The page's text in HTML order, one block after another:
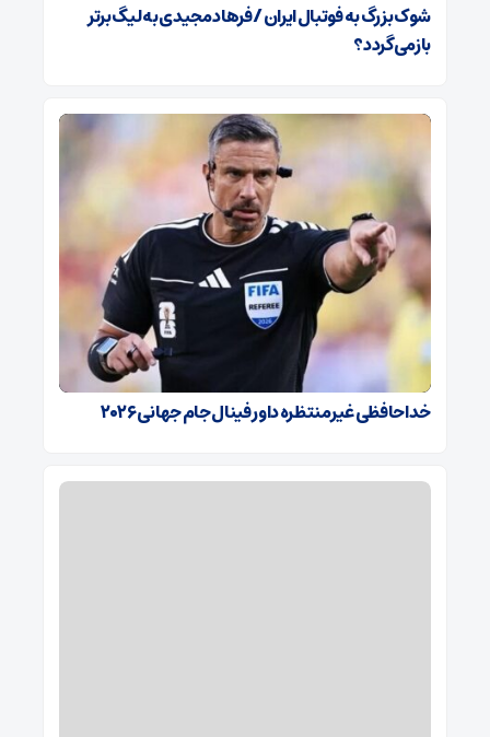
شوک بزرگ به فوتبال ایران / فرهاد مجیدی به لیگ برتر
بازمی‌گردد؟
خداحافظی غیرمنتظره داور فینال جام جهانی ۲۰۲۶